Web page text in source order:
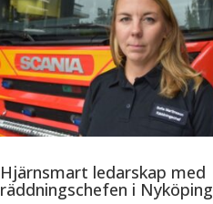
Hjärnsmart ledarskap med
räddningschefen i Nyköping